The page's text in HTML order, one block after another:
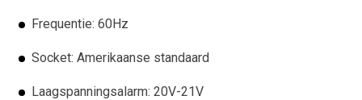
Frequentie: 60Hz
Socket: Amerikaanse standaard
Laagspanningsalarm: 20V-21V